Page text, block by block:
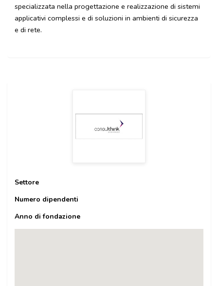
specializzata nella progettazione e realizzazione di sistemi
applicativi complessi e di soluzioni in ambienti di sicurezza
e di rete.
Settore
Numero dipendenti
Anno di fondazione